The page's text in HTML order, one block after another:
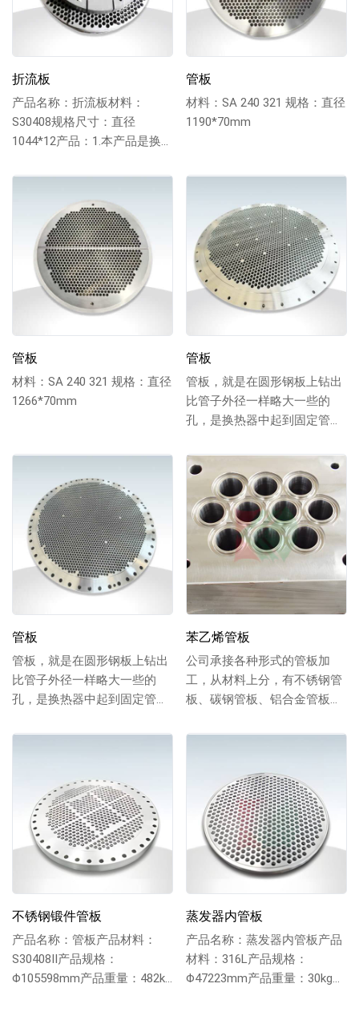
折流板
产品名称：折流板材料：
S30408规格尺寸：直径
1044*12产品：1.本产品是换
照图纸加工；...
管板
材料：SA 240 321 规格：直径
1190*70mm
管板
材料：SA 240 321 规格：直径
1266*70mm
管板
管板，就是在圆形钢板上钻出
比管子外径一样略大一些的
孔，是换热器中起到固定管子
管子穿入焊住固定，...
管板
管板，就是在圆形钢板上钻出
比管子外径一样略大一些的
孔，是换热器中起到固定管子
管子穿入焊住固定，...
苯乙烯管板
公司承接各种形式的管板加
工，从材料上分，有不锈钢管
板、碳钢管板、铝合金管板、
复合管板上分，有爆...
不锈钢锻件管板
产品名称：管板产品材料：
S30408II产品规格：
Φ105598mm产品重量：482kg
蒸发器内管板
产品名称：蒸发器内管板产品
材料：316L产品规格：
Φ47223mm产品重量：30kg管